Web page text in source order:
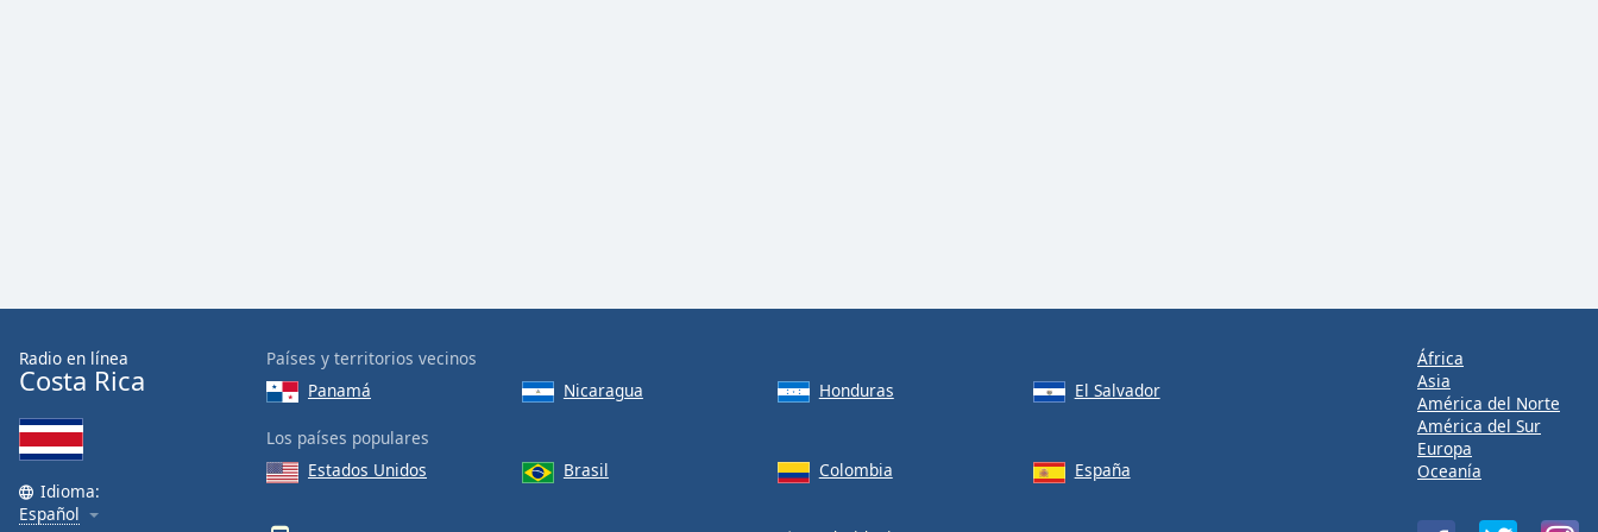
Radio en línea
Costa Rica
Idioma:
Español
Países y territorios vecinos
Panamá
Nicaragua Honduras El Salvador
Los países populares
Estados Unidos
Brasil Colombia España
África
Asia
América del Norte
América del Sur
Europa
Oceanía